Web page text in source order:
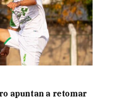
apuntan a retomar